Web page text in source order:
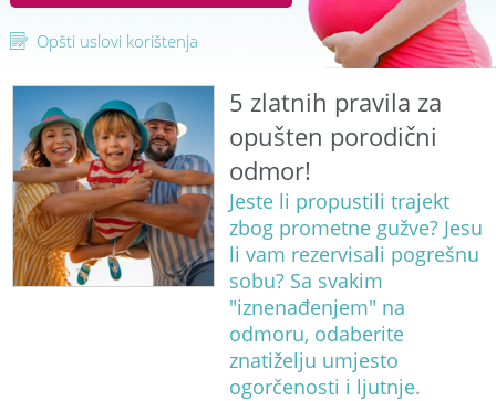
Opšti uslovi korištenja
5 zlatnih pravila za
opušten porodični
odmor!
Jeste li propustili trajekt
zbog prometne gužve? Jesu
li vam rezervisali pogrešnu
sobu? Sa svakim
"iznenađenjem" na
odmoru, odaberite
znatiželju umjesto
ogorčenosti i ljutnje.